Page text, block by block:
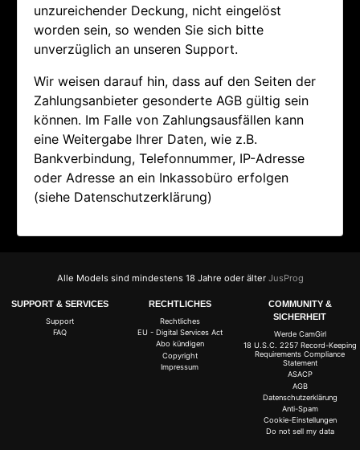
unzureichender Deckung, nicht eingelöst
worden sein, so wenden Sie sich bitte
unverzüglich an unseren Support.
Wir weisen darauf hin, dass auf den Seiten der
Zahlungsanbieter gesonderte AGB gültig sein
können. Im Falle von Zahlungsausfällen kann
eine Weitergabe Ihrer Daten, wie z.B.
Bankverbindung, Telefonnummer, IP-Adresse
oder Adresse an ein Inkassobüro erfolgen
(siehe Datenschutzerklärung)
Alle Models sind mindestens 18 Jahre oder älter JusProg
SUPPORT & SERVICES
Support
FAQ
RECHTLICHES
Rechtliches
EU - Digital Services Act
Abo kündigen
Copyright
Impressum
COMMUNITY &
SICHERHEIT
Werde CamGirl
18 U.S.C. 2257 Record-Keeping
Requirements Compliance
Statement
ASACP
AGB
Datenschutzerklärung
Anti-Spam
Cookie-Einstellungen
Do not sell my data